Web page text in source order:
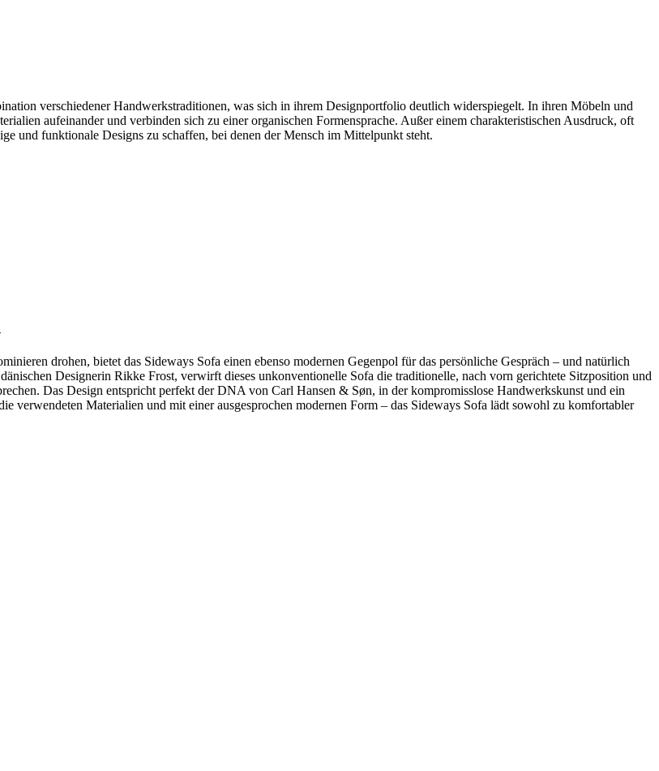
verschiedener Handwerkstraditionen, was sich in ihrem Designportfolio deutlich widerspiegelt. In ihren Möbeln und
aufeinander und verbinden sich zu einer organischen Formensprache. Außer einem charakteristischen Ausdruck, oft
und funktionale Designs zu schaffen, bei denen der Mensch im Mittelpunkt steht.
drohen, bietet das Sideways Sofa einen ebenso modernen Gegenpol für das persönliche Gespräch – und natürlich
Designerin Rikke Frost, verwirft dieses unkonventionelle Sofa die traditionelle, nach vorn gerichtete Sitzposition und
Das Design entspricht perfekt der DNA von Carl Hansen & Søn, in der kompromisslose Handwerkskunst und ein
verwendeten Materialien und mit einer ausgesprochen modernen Form – das Sideways Sofa lädt sowohl zu komfortabler